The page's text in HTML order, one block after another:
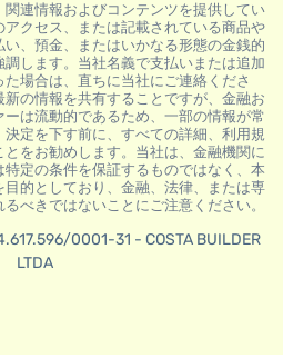
連情報およびコンテンツを提供してい
クセス、または記載されている商品や
、預金、またはいかなる形態の金銭的
します。当社名義で支払いまたは追加
場合は、直ちに当社にご連絡くださ
の情報を共有することですが、金融お
は流動的であるため、一部の情報が常
定を下す前に、すべての詳細、利用規
をお勧めします。当社は、金融機関に
定の条件を保証するものではなく、本
的としており、金融、法律、または専
べきではないことにご注意ください。
0001-31 - COSTA BUILDER
LTDA